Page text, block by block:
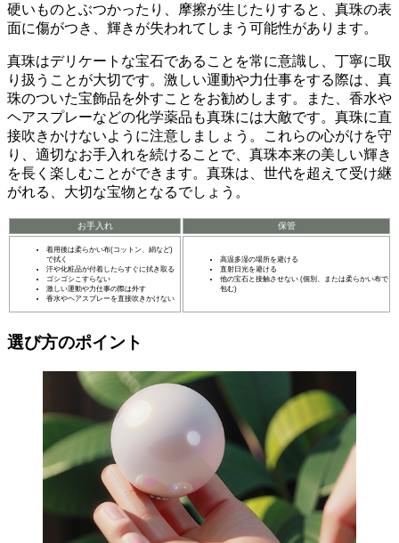
硬いものとぶつかったり、摩擦が生じたりすると、真珠の表
面に傷がつき、輝きが失われてしまう可能性があります。
真珠はデリケートな宝石であることを常に意識し、丁寧に取
り扱うことが大切です。 激しい運動や力仕事をする際は、真
珠のついた宝飾品を外すことをお勧めします。また、香水や
ヘアスプレーなどの化学薬品も真珠には大敵です。真珠に直
接吹きかけないように注意しましょう。これらの心がけを守
り、適切なお手入れを続けることで、真珠本来の美しい輝き
を長く楽しむことができます。真珠は、世代を超えて受け継
がれる、大切な宝物となるでしょう。
お手入れ 保管
着用後は柔らかい布(コットン、絹など)
で拭く
汗や化粧品が付着したらすぐに拭き取る
ゴシゴシこすらない
激しい運動や力仕事の際は外す
香水やヘアスプレーを直接吹きかけない
高温多湿の場所を避ける
直射日光を避ける
他の宝石と接触させない (個別、または柔らかい布で
包む)
選び方のポイント